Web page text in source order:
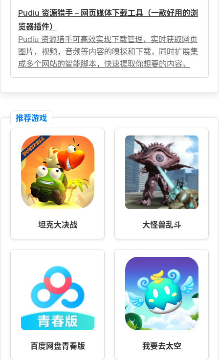
Pudiu 资源猎手 – 网页媒体下载工具（一款好用的浏
览器插件）
Pudiu 资源猎手可高效实现下载管理，实时获取网页
图片，视频，音频等内容的嗅探和下载，同时扩展集
成多个网站的智能脚本，快速提取你想要的内容。
推荐游戏
坦克大决战 大怪兽乱斗
百度网盘青春版 我要去太空